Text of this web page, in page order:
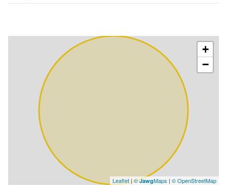
bureau
18.80 m²
18.80 m²
12.01 m²
salle de réunion
rangement
7.17 m²
+
−
Leaflet|©JawgMaps | © OpenStreetMap